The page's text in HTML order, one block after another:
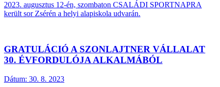
2023. augusztus 12-én, szombaton CSALÁDI SPORTNAPRA
került sor Zsérén a helyi alapiskola udvarán.
GRATULÁCIÓ A SZONLAJTNER VÁLLALAT
30. ÉVFORDULÓJA ALKALMÁBÓL
Dátum: 30. 8. 2023